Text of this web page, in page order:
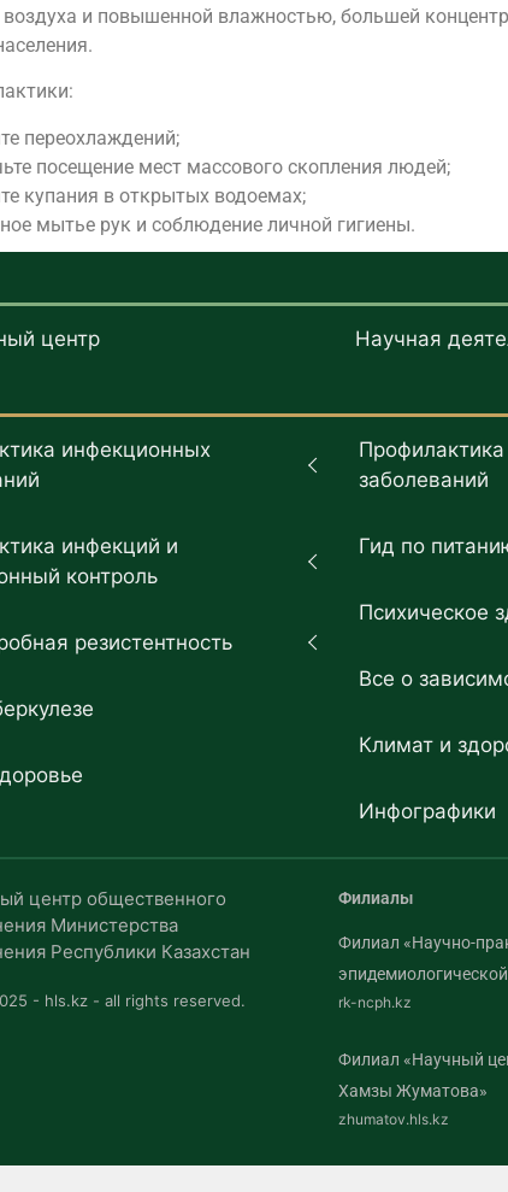
и повышенной влажностью, большей
переохлаждений;
посещение мест массового скопления людей;
купания в открытых водоемах;
мытье рук и соблюдение личной гигиены.
центр Научная
инфекционных
инфекций и
контроль
резистентность
заболеваний
Гид по
Психическое
Все о
Климат и
Инфографики
центр общественного
Министерства
Республики Казахстан
- hls.kz - all rights reserved.
Филиалы
Филиал «Научно-
rk-ncph.kz
Филиал «Научный
Хамзы Жуматова»
zhumatov.hls.kz